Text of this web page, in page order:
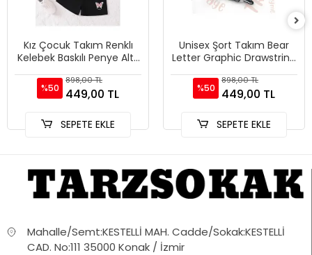
Kız Çocuk Takım Renklı
Kelebek Baskılı Penye Alt-
%50
898,00 TL
449,00 TL
SEPETE EKLE
Unisex Şort Takım Bear
Letter Graphic Drawstring
%50
898,00 TL
449,00 TL
SEPETE EKLE
Mahalle/Semt:KESTELLİ MAH. Cadde/Sokak:KESTELLİ
CAD. No:111 35000 Konak / İzmir